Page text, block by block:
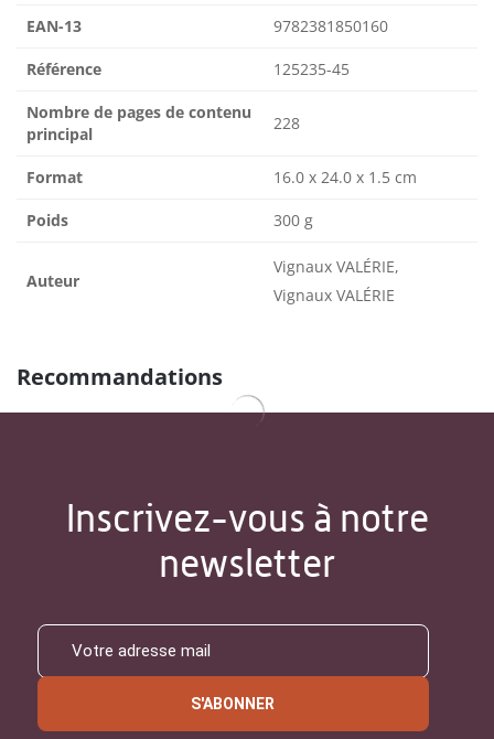
EAN-13 9782381850160
Référence 125235-45
Nombre de pages de contenu
principal
228
Format 16.0 x 24.0 x 1.5 cm
Poids 300 g
Auteur
Vignaux VALÉRIE,
Vignaux VALÉRIE
Recommandations
Inscrivez-vous à notre
newsletter
S'ABONNER